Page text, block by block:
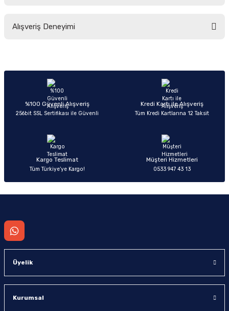
yetersiz gördüğünüz noktaları öneri formunu kullanarak tarafımıza
Ürün açıklamasında eksik bilgiler bulunuyor.
Ürün bilgilerinde hatalar bulunuyor.
Ürün fiyatı diğer sitelerden daha pahalı.
Alışveriş Deneyimi
Sitemize ilk yorumu siz yapın!
%100 Güvenli Alışveriş
256bit SSL Sertifikası ile Güvenli
Kredi Kartı ile Alışveriş
Tüm Kredi Kartlarına 12 Taksit
Kargo Teslimat
Tüm Türkiye’ye Kargo!
Müşteri Hizmetleri
0533 947 43 13
Üyelik
Kurumsal